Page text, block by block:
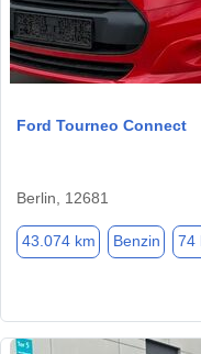
Ford Tourneo Connect
Berlin, 12681
43.074 km Benzin 74